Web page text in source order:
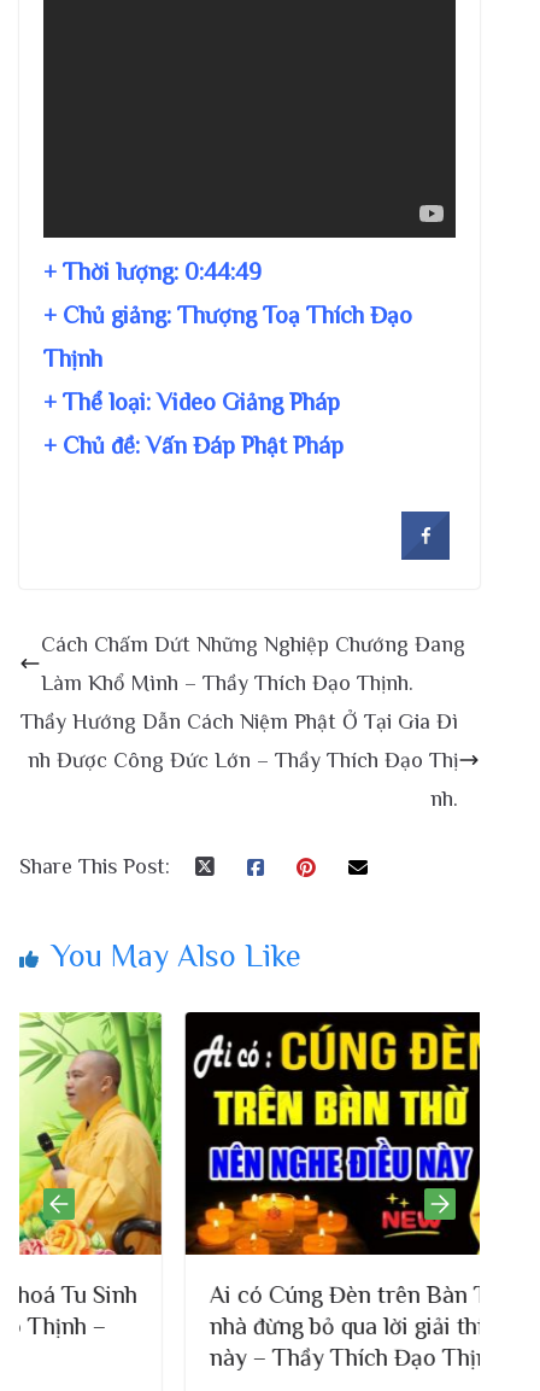
+ Thời lượng: 0:44:49
+ Chủ giảng: Thượng Toạ Thích Đạo
Thịnh
+ Thể loại: Video Giảng Pháp
+ Chủ đề:Vấn Đáp Phật Pháp
Cách Chấm Dứt Những Nghiệp Chướng Đang
Làm Khổ Mình – Thầy Thích Đạo Thịnh.
Thầy Hướng Dẫn Cách Niệm Phật Ở Tại Gia Đì
nh Được Công Đức Lớn – Thầy Thích Đạo Thị
nh.
Share This Post:
You May Also Like
Ai có Cúng Đèn trên Bàn Thờ Phật ở
nhà đừng bỏ qua lời giải thích rất hay
này – Thầy Thích Đạo Thịnh